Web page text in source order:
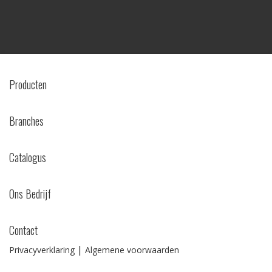
Producten
Branches
Catalogus
Ons Bedrijf
Contact
Privacyverklaring | Algemene voorwaarden